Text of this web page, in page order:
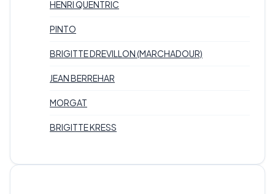
HENRI QUENTRIC
PINTO
BRIGITTE DREVILLON (MARCHADOUR)
JEAN BERREHAR
MORGAT
BRIGITTE KRESS